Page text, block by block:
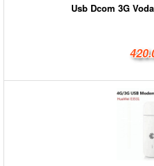
Usb Dcom 3G